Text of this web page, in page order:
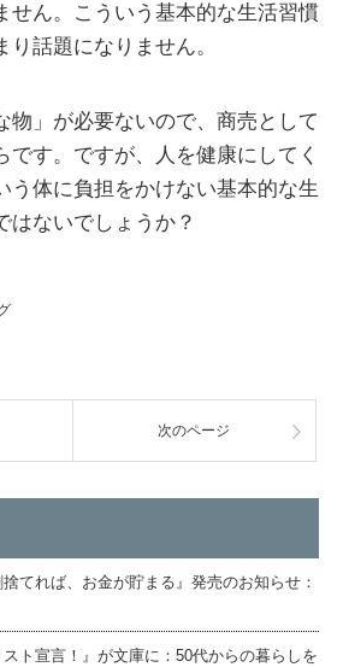
せん。こういう基本的な生活習慣
話題になりません。
物」が必要ないので、商売として
です。ですが、人を健康にしてく
う体に負担をかけない基本的な生
はないでしょうか？
次のページ
てれば、お金が貯まる』発売のお知らせ：
スト宣言！』が文庫に：50代からの暮らしを